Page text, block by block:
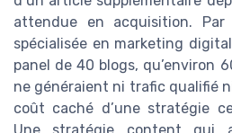
attendue en acquisition. Par
spécialisée en marketing
panel de 40 blogs, qu’environ
ne généraient ni trafic qualifié
coût caché d’une stratégie